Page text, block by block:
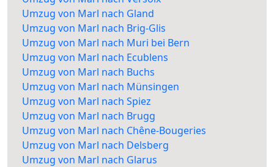
Umzug von Marl nach Gland
Umzug von Marl nach Brig-Glis
Umzug von Marl nach Muri bei Bern
Umzug von Marl nach Ecublens
Umzug von Marl nach Buchs
Umzug von Marl nach Münsingen
Umzug von Marl nach Spiez
Umzug von Marl nach Brugg
Umzug von Marl nach Chêne-Bougeries
Umzug von Marl nach Delsberg
Umzug von Marl nach Glarus